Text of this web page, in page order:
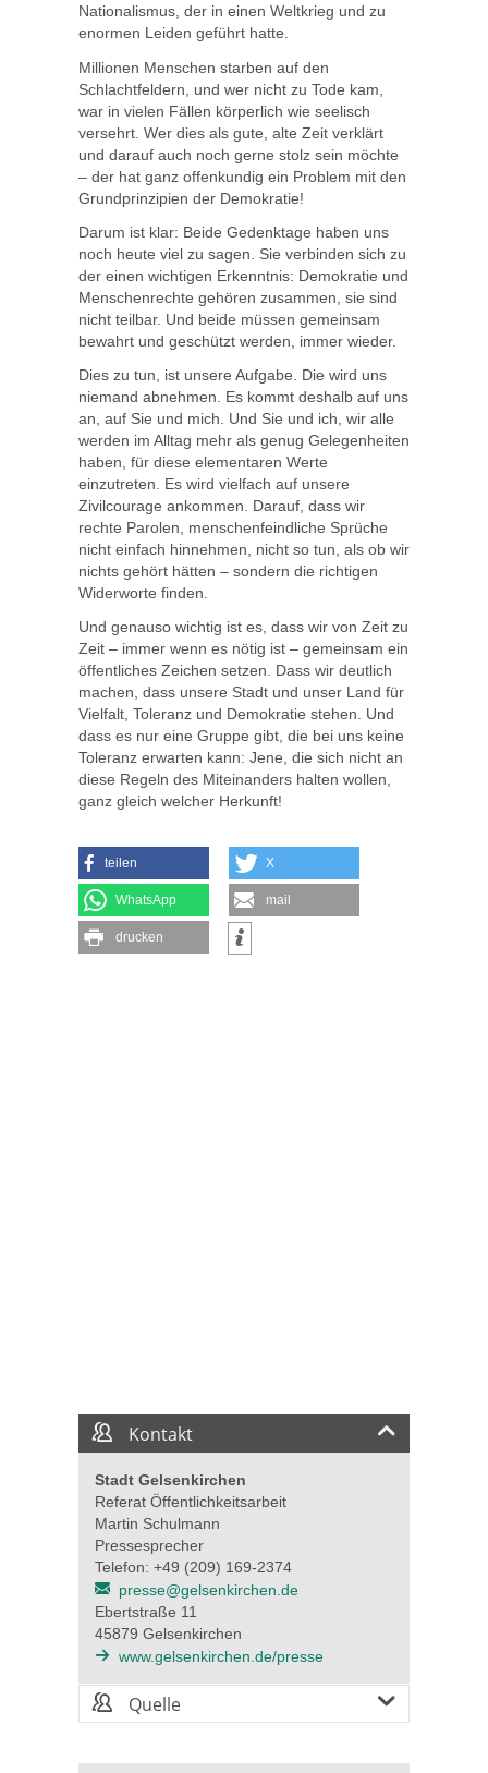
Nationalismus, der in einen Weltkrieg und zu
enormen Leiden geführt hatte.
Millionen Menschen starben auf den
Schlachtfeldern, und wer nicht zu Tode kam,
war in vielen Fällen körperlich wie seelisch
versehrt. Wer dies als gute, alte Zeit verklärt
und darauf auch noch gerne stolz sein möchte
– der hat ganz offenkundig ein Problem mit den
Grundprinzipien der Demokratie!
Darum ist klar: Beide Gedenktage haben uns
noch heute viel zu sagen. Sie verbinden sich zu
der einen wichtigen Erkenntnis: Demokratie und
Menschenrechte gehören zusammen, sie sind
nicht teilbar. Und beide müssen gemeinsam
bewahrt und geschützt werden, immer wieder.
Dies zu tun, ist unsere Aufgabe. Die wird uns
niemand abnehmen. Es kommt deshalb auf uns
an, auf Sie und mich. Und Sie und ich, wir alle
werden im Alltag mehr als genug Gelegenheiten
haben, für diese elementaren Werte
einzutreten. Es wird vielfach auf unsere
Zivilcourage ankommen. Darauf, dass wir
rechte Parolen, menschenfeindliche Sprüche
nicht einfach hinnehmen, nicht so tun, als ob wir
nichts gehört hätten – sondern die richtigen
Widerworte finden.
Und genauso wichtig ist es, dass wir von Zeit zu
Zeit – immer wenn es nötig ist – gemeinsam ein
öffentliches Zeichen setzen. Dass wir deutlich
machen, dass unsere Stadt und unser Land für
Vielfalt, Toleranz und Demokratie stehen. Und
dass es nur eine Gruppe gibt, die bei uns keine
Toleranz erwarten kann: Jene, die sich nicht an
diese Regeln des Miteinanders halten wollen,
ganz gleich welcher Herkunft!
teilen X
WhatsApp mail
drucken
Kontakt
Stadt Gelsenkirchen
Referat Öffentlichkeitsarbeit
Martin Schulmann
Pressesprecher
Telefon: +49 (209) 169-2374
presse@gelsenkirchen.de
Ebertstraße 11
45879 Gelsenkirchen
www.gelsenkirchen.de/presse
Quelle